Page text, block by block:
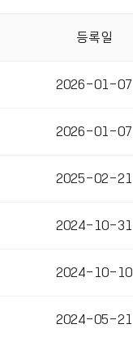
등록일
2026-01-07
2026-01-07
2025-02-21
2024-10-31
2024-10-10
2024-05-21